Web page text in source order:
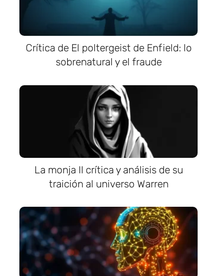
Crítica de El poltergeist de Enfield: lo
sobrenatural y el fraude
La monja II crítica y análisis de su
traición al universo Warren